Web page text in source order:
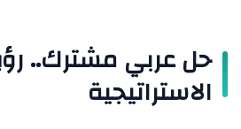
حل عربي مشترك..
الاستراتيجية